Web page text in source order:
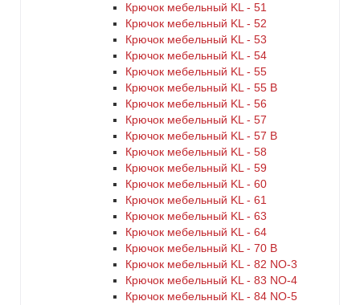
Крючок мебельный KL - 51
Крючок мебельный KL - 52
Крючок мебельный KL - 53
Крючок мебельный KL - 54
Крючок мебельный KL - 55
Крючок мебельный KL - 55 B
Крючок мебельный KL - 56
Крючок мебельный KL - 57
Крючок мебельный KL - 57 B
Крючок мебельный KL - 58
Крючок мебельный KL - 59
Крючок мебельный KL - 60
Крючок мебельный KL - 61
Крючок мебельный KL - 63
Крючок мебельный KL - 64
Крючок мебельный KL - 70 B
Крючок мебельный KL - 82 NO-3
Крючок мебельный KL - 83 NO-4
Крючок мебельный KL - 84 NO-5